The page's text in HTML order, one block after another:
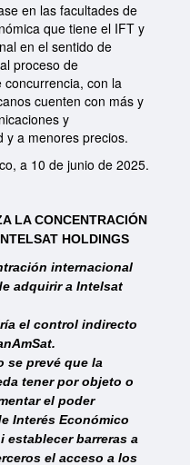
en las facultades de
que tiene el IFT y
en el sentido de
proceso de
con la
cuenten con más y
y
y a menores precios.
a 10 de junio de 2025.
LA CONCENTRACIÓN
HOLDINGS
internacional
adquirir a Intelsat
el control indirecto
se prevé que la
tener por objeto o
el poder
Interés Económico
establecer barreras a
el acceso a los